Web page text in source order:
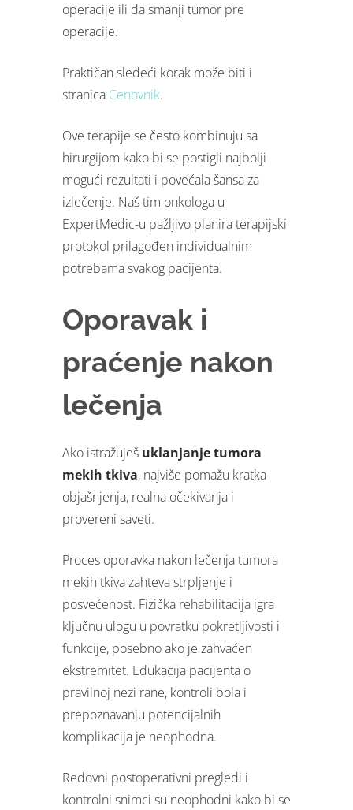
operacije ili da smanji tumor pre
operacije.
Praktičan sledeći korak može biti i
stranica Cenovnik.
Ove terapije se često kombinuju sa
hirurgijom kako bi se postigli najbolji
mogući rezultati i povećala šansa za
izlečenje. Naš tim onkologa u
ExpertMedic-u pažljivo planira terapijski
protokol prilagođen individualnim
potrebama svakog pacijenta.
Oporavak i
praćenje nakon
lečenja
Ako istražuješ uklanjanje tumora
mekih tkiva, najviše pomažu kratka
objašnjenja, realna očekivanja i
provereni saveti.
Proces oporavka nakon lečenja tumora
mekih tkiva zahteva strpljenje i
posvećenost. Fizička rehabilitacija igra
ključnu ulogu u povratku pokretljivosti i
funkcije, posebno ako je zahvaćen
ekstremitet. Edukacija pacijenta o
pravilnoj nezi rane, kontroli bola i
prepoznavanju potencijalnih
komplikacija je neophodna.
Redovni postoperativni pregledi i
kontrolni snimci su neophodni kako bi se